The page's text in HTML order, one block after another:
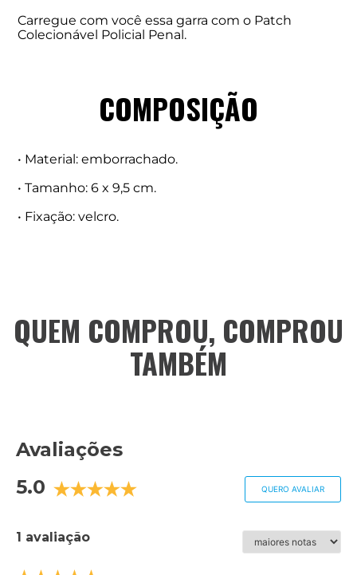
Carregue com você essa garra com o Patch
Colecionável Policial Penal.
COMPOSIÇÃO
• Material: emborrachado.
• Tamanho: 6 x 9,5 cm.
• Fixação: velcro.
QUEM COMPROU, COMPROU
TAMBÉM
Avaliações
5.0
QUERO AVALIAR
1 avaliação